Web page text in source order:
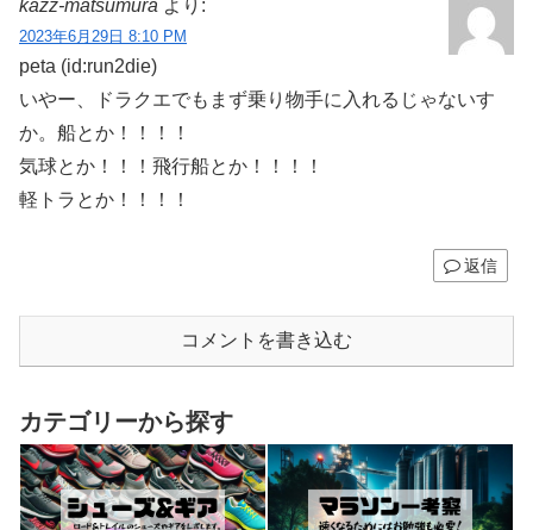
kazz-matsumura より:
2023年6月29日 8:10 PM
peta (id:run2die)
いやー、ドラクエでもまず乗り物手に入れるじゃないす
か。船とか！！！！
気球とか！！！飛行船とか！！！！
軽トラとか！！！！
返信
コメントを書き込む
カテゴリーから探す